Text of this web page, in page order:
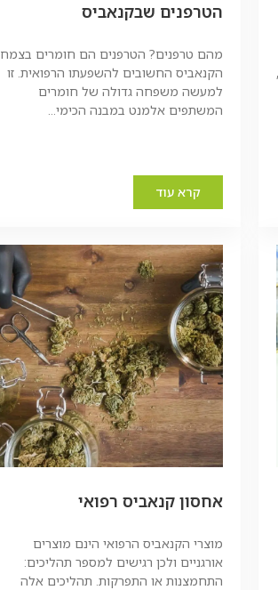
הטרפנים שבקנאביס
מהם טרפנים? הטרפנים הם חומרים בצמח
הקנאביס החשובים להשפעתו הרפואית. זו
למעשה משפחה גדולה של חומרים
המשתפים אלמנט במבנה הכימי...
קרא עוד
אחסון קנאביס רפואי
מוצרי הקנאביס הרפואי הינם מוצרים
אורגניים ולכן רגישים למספר תהליכים:
התחמצנות או התפרקות. תהליכים אלה